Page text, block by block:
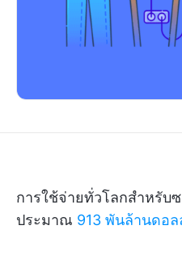
การใช้จ่ายทั่วโลกสำหรับ
ประมาณ 913 พันล้านดอล